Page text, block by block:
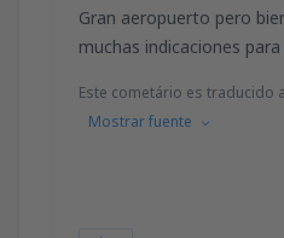
Gran aeropuerto pero
muchas indicaciones
Este cometário es traducido
Mostrar fuente